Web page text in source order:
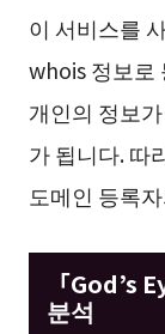
이 서비스를
whois 정보로
개인의 정보
가 됩니다. 따
도메인 등록
「God’s
분석